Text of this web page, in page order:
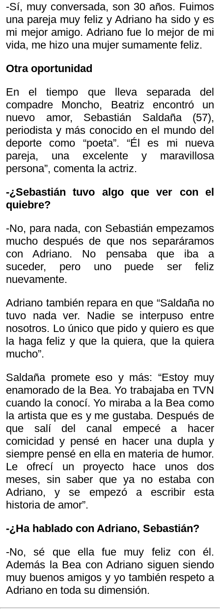
-Sí, muy conversada, son 30 años. Fuimos
una pareja muy feliz y Adriano ha sido y es
mi mejor amigo. Adriano fue lo mejor de mi
vida, me hizo una mujer sumamente feliz.
Otra oportunidad
En el tiempo que lleva separada del
compadre Moncho, Beatriz encontró un
nuevo amor, Sebastián Saldaña (57),
periodista y más conocido en el mundo del
deporte como “poeta”. “Él es mi nueva
pareja, una excelente y maravillosa
persona”, comenta la actriz.
-¿Sebastián tuvo algo que ver con el
quiebre?
-No, para nada, con Sebastián empezamos
mucho después de que nos separáramos
con Adriano. No pensaba que iba a
suceder, pero uno puede ser feliz
nuevamente.
Adriano también repara en que “Saldaña no
tuvo nada ver. Nadie se interpuso entre
nosotros. Lo único que pido y quiero es que
la haga feliz y que la quiera, que la quiera
mucho”.
Saldaña promete eso y más: “Estoy muy
enamorado de la Bea. Yo trabajaba en TVN
cuando la conocí. Yo miraba a la Bea como
la artista que es y me gustaba. Después de
que salí del canal empecé a hacer
comicidad y pensé en hacer una dupla y
siempre pensé en ella en materia de humor.
Le ofrecí un proyecto hace unos dos
meses, sin saber que ya no estaba con
Adriano, y se empezó a escribir esta
historia de amor”.
-¿Ha hablado con Adriano, Sebastián?
-No, sé que ella fue muy feliz con él.
Además la Bea con Adriano siguen siendo
muy buenos amigos y yo también respeto a
Adriano en toda su dimensión.